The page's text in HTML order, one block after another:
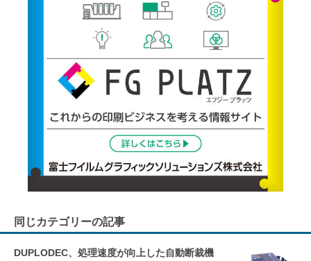
同じカテゴリーの記事
DUPLODEC、処理速度が向上した自動断裁機